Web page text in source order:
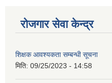
रोजगार सेवा केन्द्र
शिक्षक आवश्यकता सम्बन्धी सूचना
मिति: 09/25/2023 - 14:58